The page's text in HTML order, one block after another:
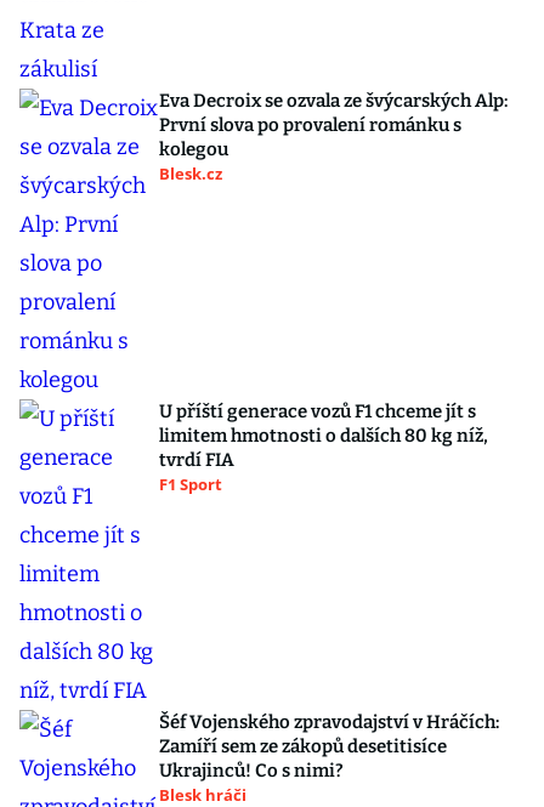
Eva Decroix se ozvala ze švýcarských Alp:
První slova po provalení románku s
kolegou
Blesk.cz
U příští generace vozů F1 chceme jít s
limitem hmotnosti o dalších 80 kg níž,
tvrdí FIA
F1 Sport
Šéf Vojenského zpravodajství v Hráčích:
Zamíří sem ze zákopů desetitisíce
Ukrajinců! Co s nimi?
Blesk hráči